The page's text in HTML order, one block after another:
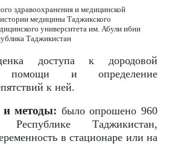
здравоохранения и медицинской
медицины Таджикского
университета им. Абули ибни
Таджикистан
доступа к дородовой
помощи и определение
к ней.
и методы: было опрошено 960
Таджикистан,
в стационаре или на